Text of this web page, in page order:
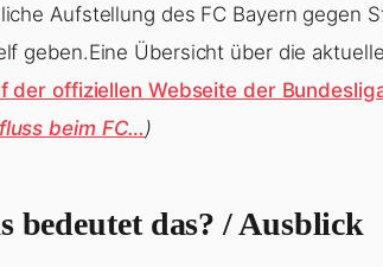
Aufstellung des FC Bayern gegen
geben.Eine Übersicht über die
der offiziellen Webseite der
beim FC… )
bedeutet das? / Ausblick